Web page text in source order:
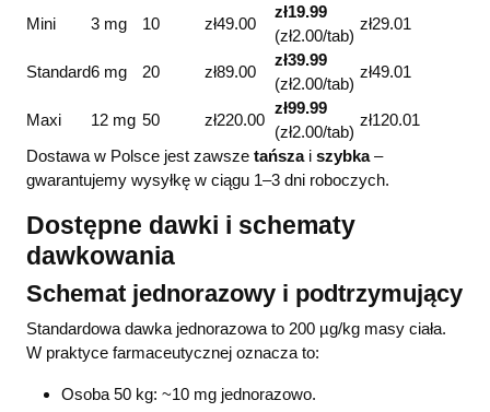
Mini 3 mg 10 zł49.00
zł19.99
(zł2.00/tab)
zł29.01
Standard6 mg 20 zł89.00
zł39.99
(zł2.00/tab)
zł49.01
Maxi 12 mg 50 zł220.00
zł99.99
(zł2.00/tab)
zł120.01
Dostawa w Polsce jest zawsze tańszai szybka–
gwarantujemy wysyłkę w ciągu 1–3 dni roboczych.
Dostępne dawki i schematy
dawkowania
Schemat jednorazowy i podtrzymujący
Standardowa dawka jednorazowa to 200 µg/kg masy ciała.
W praktyce farmaceutycznej oznacza to:
Osoba 50 kg: ~10 mg jednorazowo.